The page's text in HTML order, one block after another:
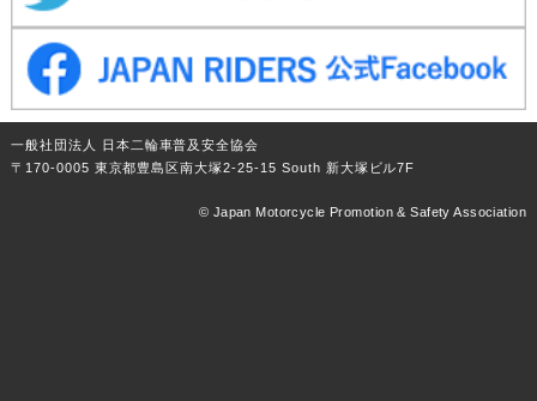
一般社団法人 日本二輪車普及安全協会
〒170-0005 東京都豊島区南大塚2-25-15 South 新大塚ビル7F
© Japan Motorcycle Promotion & Safety Association